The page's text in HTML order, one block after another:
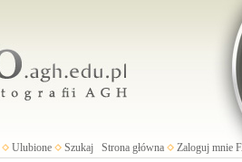
Ulubione Szukaj Strona główna Zaloguj mnie